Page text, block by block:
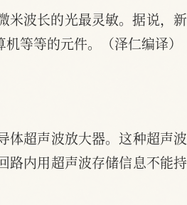
米波长的光最灵敏。据说，新
等等的元件。（泽仁编译）
体超声波放大器。这种超声波
路内用超声波存储信息不能持